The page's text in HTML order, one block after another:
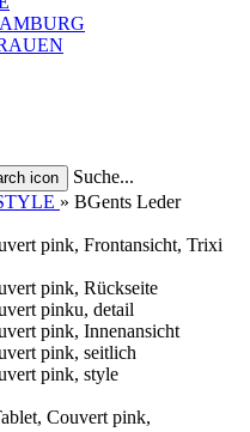
Suche...
» BGents Leder